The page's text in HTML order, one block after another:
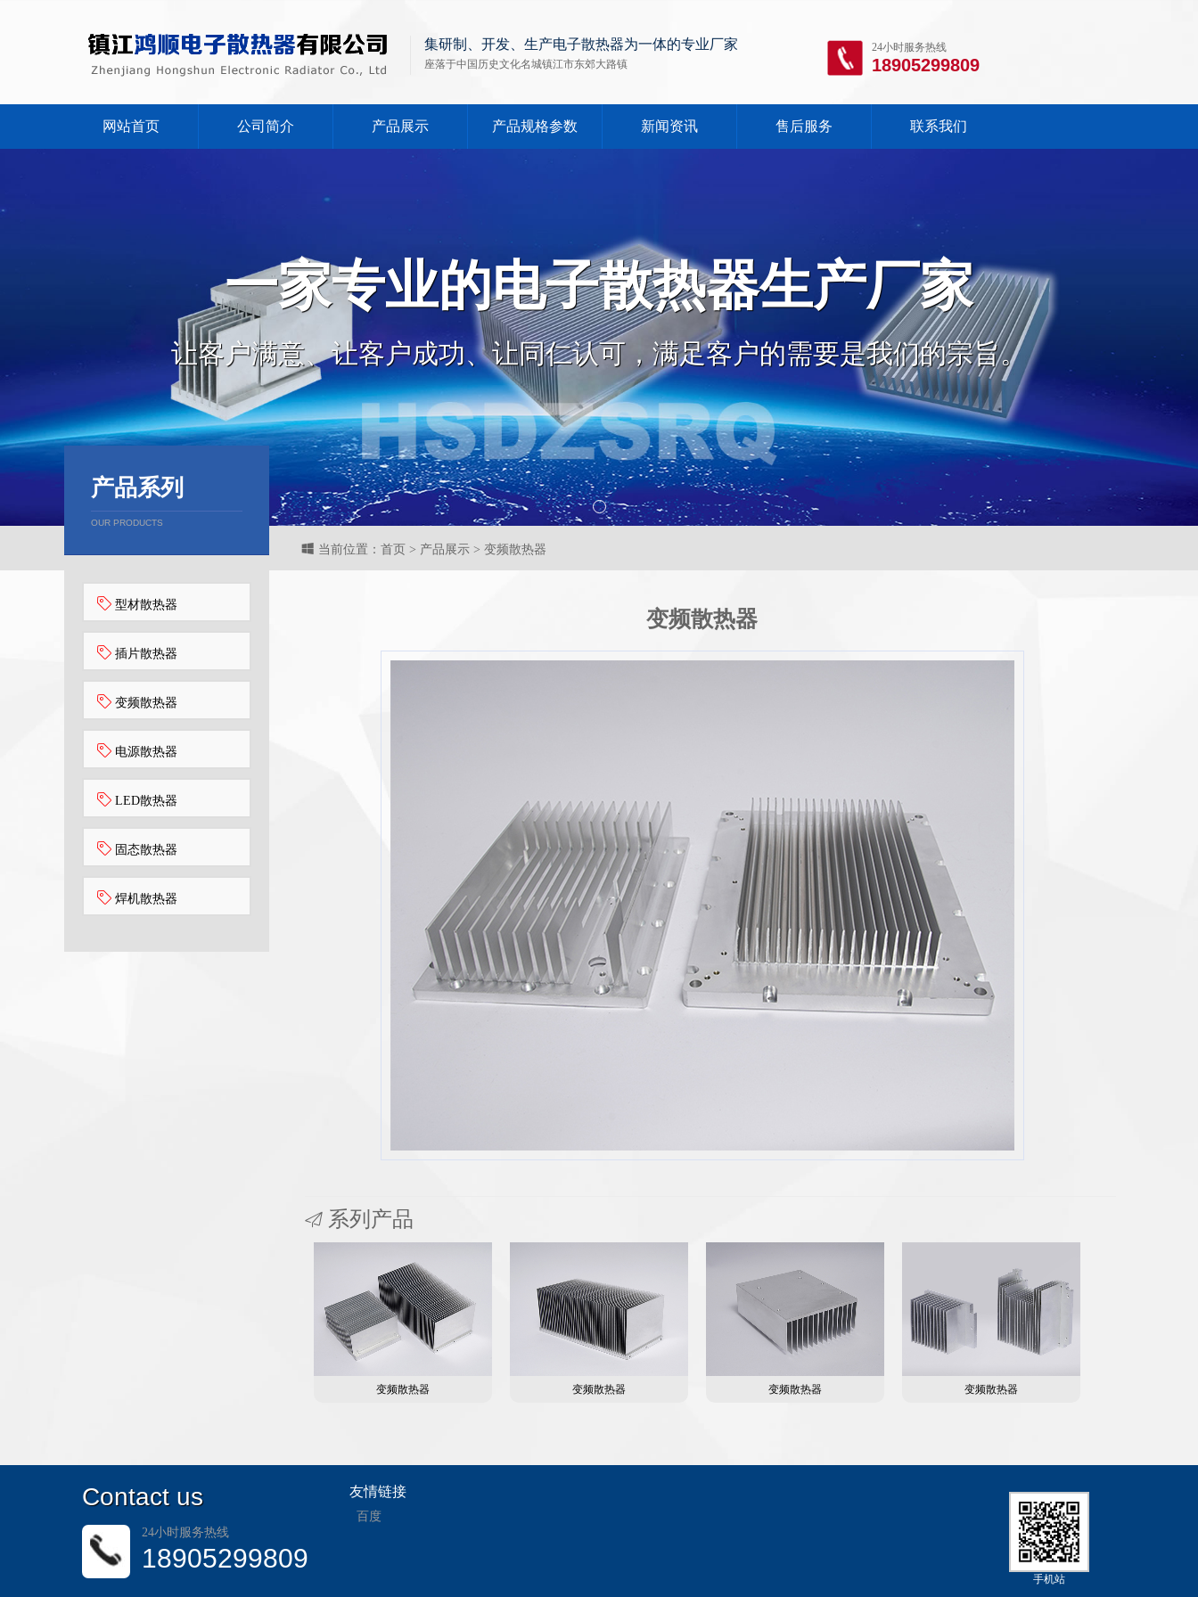
集研制、开发、生产电子散热器为一体的专业厂家
座落于中国历史文化名城镇江市东郊大路镇
24小时服务热线
18905299809
网站首页 公司简介 产品展示 产品规格参数 新闻资讯 售后服务 联系我们
一家专业的电子散热器生产厂家
让客户满意、让客户成功、让同仁认可，满足客户的需要是我们的宗旨。
当前位置：首页 > 产品展示 > 变频散热器
产品系列
OUR PRODUCTS
型材散热器
插片散热器
变频散热器
电源散热器
LED散热器
固态散热器
焊机散热器
变频散热器
系列产品
变频散热器 变频散热器 变频散热器 变频散热器
Contact us
24小时服务热线
18905299809
友情链接
百度
手机站